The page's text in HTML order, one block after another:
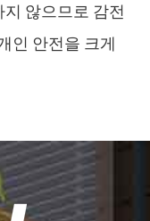
않으므로 감전
인 안전을 크게